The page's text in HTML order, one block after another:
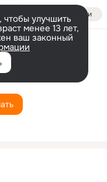
Войти
улучшить
менее 13 лет,
ваш законный